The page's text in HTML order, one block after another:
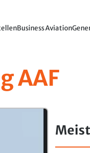
Business Aviation
AAF